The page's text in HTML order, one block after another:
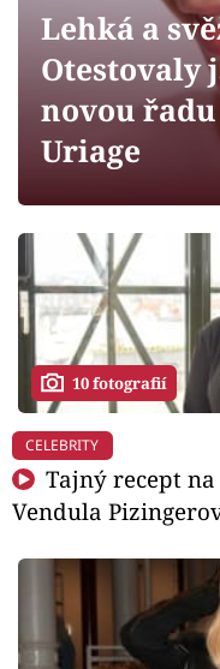
Sledujte prima+
Filmový
Mámy sobě
Přihlášení
Sledujte nás
Lehká a
Otestovaly
novou
Uriage
10 fotografií
CELEBRITY
Tajný recept
Vendula